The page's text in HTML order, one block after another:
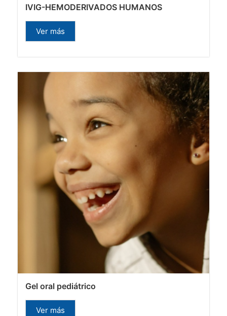
IVIG-HEMODERIVADOS HUMANOS
Ver más
Gel oral pediátrico
Ver más